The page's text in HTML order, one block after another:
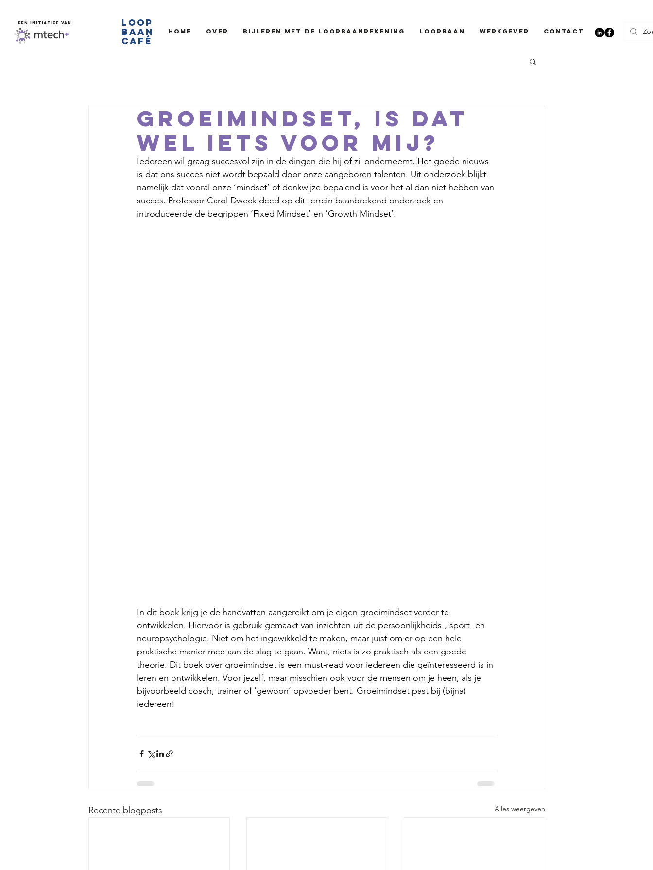
EEN INITIATIEF VAN
LOOP
BAAN
CAFé
Home Over Bijleren met de loopbaanrekening Loopbaan Werkgever CONTACT
Groeimindset, is dat
wel iets voor mij?
Iedereen wil graag succesvol zijn in de dingen die hij of zij onderneemt. Het goede nieuws
is dat ons succes niet wordt bepaald door onze aangeboren talenten. Uit onderzoek blijkt
namelijk dat vooral onze ‘mindset’ of denkwijze bepalend is voor het al dan niet hebben van
succes. Professor Carol Dweck deed op dit terrein baanbrekend onderzoek en
introduceerde de begrippen ‘Fixed Mindset’ en ‘Growth Mindset’.
In dit boek krijg je de handvatten aangereikt om je eigen groeimindset verder te
ontwikkelen. Hiervoor is gebruik gemaakt van inzichten uit de persoonlijkheids-, sport- en
neuropsychologie. Niet om het ingewikkeld te maken, maar juist om er op een hele
praktische manier mee aan de slag te gaan. Want, niets is zo praktisch als een goede
theorie. Dit boek over groeimindset is een must-read voor iedereen die geïnteresseerd is in
leren en ontwikkelen. Voor jezelf, maar misschien ook voor de mensen om je heen, als je
bijvoorbeeld coach, trainer of ‘gewoon’ opvoeder bent. Groeimindset past bij (bijna)
iedereen!
Recente blogposts Alles weergeven